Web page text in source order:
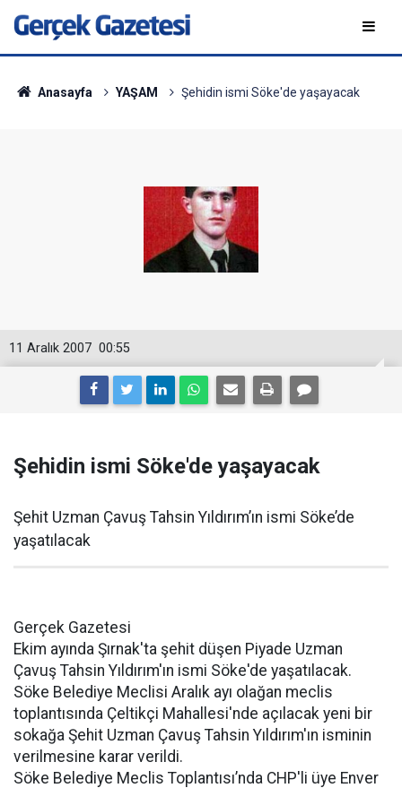
Anasayfa YAŞAM Şehidin ismi Söke'de yaşayacak
00:55
11 Aralık 2007
Şehidin ismi Söke'de yaşayacak
Şehit Uzman Çavuş Tahsin Yıldırım’ın ismi Söke’de
yaşatılacak
Gerçek Gazetesi
Ekim ayında Şırnak'ta şehit düşen Piyade Uzman
Çavuş Tahsin Yıldırım'ın ismi Söke'de yaşatılacak.
Söke Belediye Meclisi Aralık ayı olağan meclis
toplantısında Çeltikçi Mahallesi'nde açılacak yeni bir
sokağa Şehit Uzman Çavuş Tahsin Yıldırım'ın isminin
verilmesine karar verildi.
Söke Belediye Meclis Toplantısı’nda CHP'li üye Enver